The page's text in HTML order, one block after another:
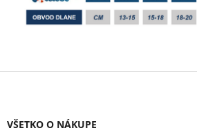
Z
VŠETKO O NÁKUPE